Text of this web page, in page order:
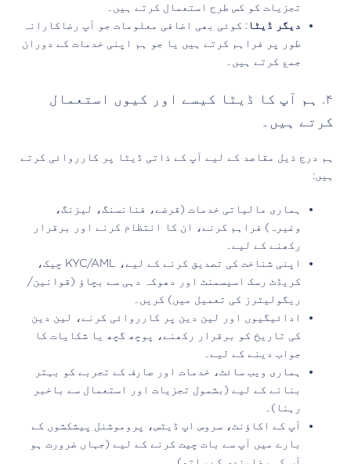
تجزیات کو کس طرح استعمال کرتے ہیں۔
دیگر ڈیٹا: کوئی بھی اضافی معلومات جو آپ رضاکارانہ
طور پر فراہم کرتے ہیں یا جو ہم اپنی خدمات کے دوران
جمع کرتے ہیں۔
۴. ہم آپ کا ڈیٹا کیسے اور کیوں استعمال
کرتے ہیں۔
ہم درج ذیل مقاصد کے لیے آپ کے ذاتی ڈیٹا پر کارروائی کرتے
ہیں:
ہماری مالیاتی خدمات (قرضے، فنانسنگ، لیزنگ،
وغیرہ) فراہم کرنے، ان کا انتظام کرنے اور برقرار
رکھنے کے لیے۔
اپنی شناخت کی تصدیق کرنے کے لیے، KYC/AML چیک،
کریڈٹ رسک اسیسمنٹ اور دھوکہ دہی سے بچاؤ (قوانین/
ریگولیٹرز کی تعمیل میں) کریں۔
ادائیگیوں اور لین دین پر کارروائی کرنے، لین دین
کی تاریخ کو برقرار رکھنے، پوچھ گچھ یا شکایات کا
جواب دینے کے لیے۔
ہماری ویب سائٹ، خدمات اور صارف کے تجربے کو بہتر
بنانے کے لیے (بشمول تجزیات اور استعمال سے باخبر
رہنا)۔
آپ کے اکاؤنٹ، سروس اپ ڈیٹس، پروموشنل پیشکشوں کے
بارے میں آپ سے بات چیت کرنے کے لیے (جہاں ضرورت ہو